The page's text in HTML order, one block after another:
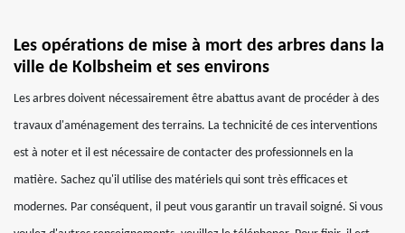
Les opérations de mise à mort des arbres dans la
ville de Kolbsheim et ses environs
Les arbres doivent nécessairement être abattus avant de procéder à des
travaux d'aménagement des terrains. La technicité de ces interventions
est à noter et il est nécessaire de contacter des professionnels en la
matière. Sachez qu'il utilise des matériels qui sont très efficaces et
modernes. Par conséquent, il peut vous garantir un travail soigné. Si vous